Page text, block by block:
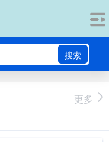
搜索
更多